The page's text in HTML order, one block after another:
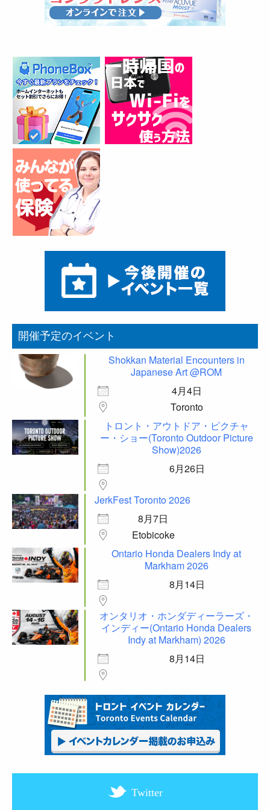
開催予定のイベント
Shokkan Material Encounters in
Japanese Art @ROM
4月4日
Toronto
トロント・アウトドア・ピクチャ
ー・ショー(Toronto Outdoor Picture
Show)2026
6月26日
JerkFest Toronto 2026
8月7日
Etobicoke
Ontario Honda Dealers Indy at
Markham 2026
8月14日
オンタリオ・ホンダディーラーズ・
インディー(Ontario Honda Dealers
Indy at Markham) 2026
8月14日
Twitter